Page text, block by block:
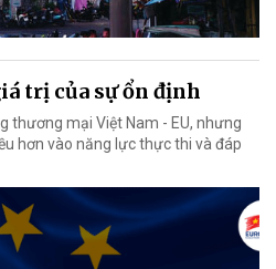
trị của sự ổn định
thương mại Việt Nam - EU, nhưng
hơn vào năng lực thực thi và đáp